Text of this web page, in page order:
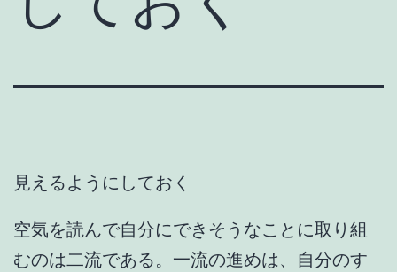
見えるようにしておく
空気を読んで自分にできそうなことに取り組
むのは二流である。一流の進めは、自分のす